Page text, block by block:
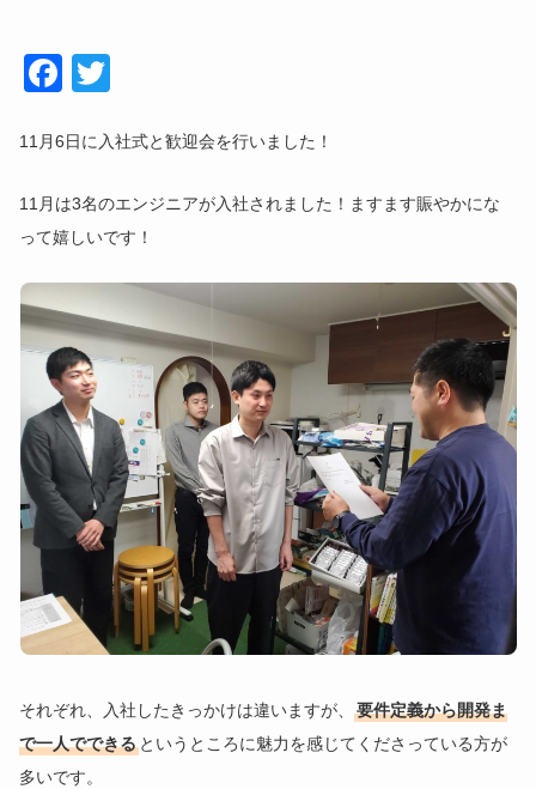
Face
11月6日に入社式と歓迎会を行いました！
11月は3名のエンジニアが入社されました！ますます賑やかにな
って嬉しいです！
それぞれ、入社したきっかけは違いますが、要件定義から開発ま
で一人でできる というところに魅力を感じてくださっている方が
多いです。